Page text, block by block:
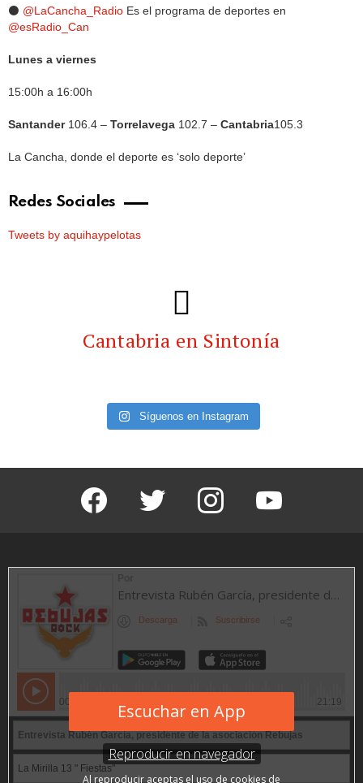
⚫️ @LaCancha_Radio Es el programa de deportes en
@esRadio_Can
Lunes a viernes
15:00h a 16:00h
Santander106.4 – Torrelavega 102.7 – Cantabria105.3
La Cancha, donde el deporte es ‘solo deporte’
Redes Sociales
Tweets by aquihaypelotas
Cantabria en Sintonía
Síguenos en Instagram
facebook twitter instagram youtube